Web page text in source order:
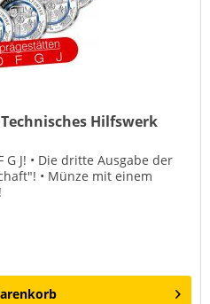
Hilfswerk
G J! • Die dritte Ausgabe der
• Münze mit einem